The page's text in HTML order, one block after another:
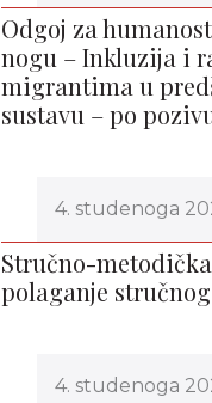
Odgoj za
nogu – Inkluzija i
migrantima u
sustavu – po
4. studenoga
Stručno-
polaganje
4. studenoga